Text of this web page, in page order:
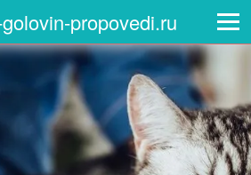
propovedi.ru